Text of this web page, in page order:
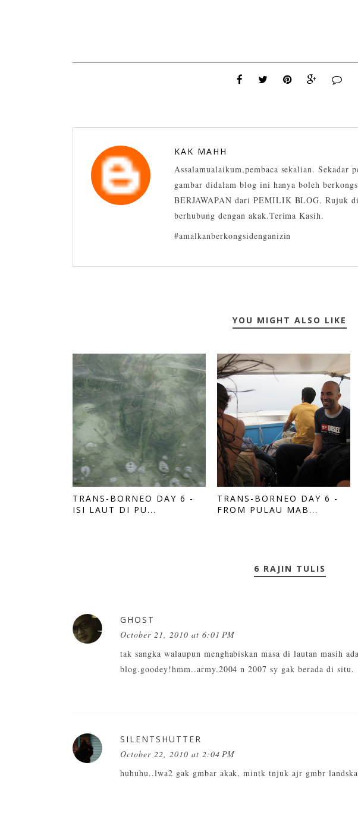
KAK MAHH
Assalamualaikum,pembaca sekalian. Sekadar
gambar didalam blog ini hanya boleh
BERJAWAPAN dari PEMILIK BLOG. Rujuk
berhubung dengan akak.Terima Kasih.
#amalkanberkongsidenganizin
YOU MIGHT ALSO LIKE
TRANS-BORNEO DAY 6 -
ISI LAUT DI PU...
TRANS-BORNEO DAY 6 -
FROM PULAU MAB...
6 RAJIN TULIS
GHOST
October 21, 2010 at 6:01 PM
tak sangka walaupun menghabiskan masa di lautan masih
blog.goodey!hmm..army.2004 n 2007 sy gak berada di situ.
SILENTSHUTTER
October 22, 2010 at 2:04 PM
huhuhu..lwa2 gak gmbar akak, mintk tnjuk ajr gmbr